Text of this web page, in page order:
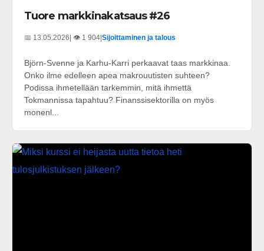
Tuore markkinakatsaus #26
📅 13.05.2026| 👁️ 1 904|Sijoittaminen ja talous
Björn-Svenne ja Karhu-Karri perkaavat taas markkinaa.
Onko ilme edelleen apea makrouutisten suhteen?
Podissa ihmetellään tarkemmin, mitä ihmettä
Tokmannissa tapahtuu? Finanssisektorilla on myös
monenl...